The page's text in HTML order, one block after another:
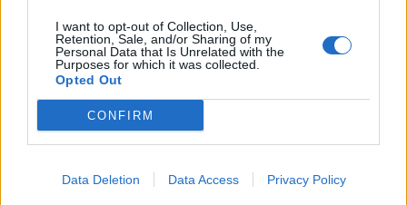
I want to opt-out of Collection, Use,
Retention, Sale, and/or Sharing of my
Personal Data that Is Unrelated with the
Purposes for which it was collected.
Opted Out
CONFIRM
Data Deletion Data Access Privacy Policy